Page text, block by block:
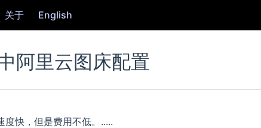
关于 English
阿里云图床配置
new window)
度快，但是费用不低。.....